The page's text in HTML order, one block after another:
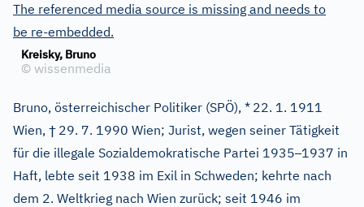
The referenced media source is missing and needs to
be re-embedded.
Kreisky, Bruno
© wissenmedia
Bruno, österreichischer Politiker (SPÖ), * 22. 1. 1911
Wien, † 29. 7. 1990 Wien; Jurist, wegen seiner Tätigkeit
für die illegale Sozialdemokratische Partei 1935–1937 in
Haft, lebte seit 1938 im Exil in Schweden; kehrte nach
dem 2. Weltkrieg nach Wien zurück; seit 1946 im